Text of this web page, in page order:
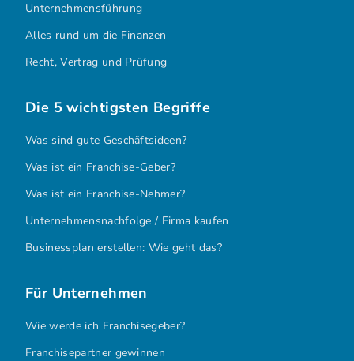
Unternehmensführung
Alles rund um die Finanzen
Recht, Vertrag und Prüfung
Die 5 wichtigsten Begriffe
Was sind gute Geschäftsideen?
Was ist ein Franchise-Geber?
Was ist ein Franchise-Nehmer?
Unternehmensnachfolge / Firma kaufen
Businessplan erstellen: Wie geht das?
Für Unternehmen
Wie werde ich Franchisegeber?
Franchisepartner gewinnen